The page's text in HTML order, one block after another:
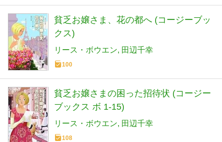
貧乏お嬢さま、花の都へ (コージーブッ
クス)
リース・ボウエン 田辺千幸
100
貧乏お嬢さまの困った招待状 (コージー
ブックス ボ 1-15)
リース・ボウエン 田辺千幸
108